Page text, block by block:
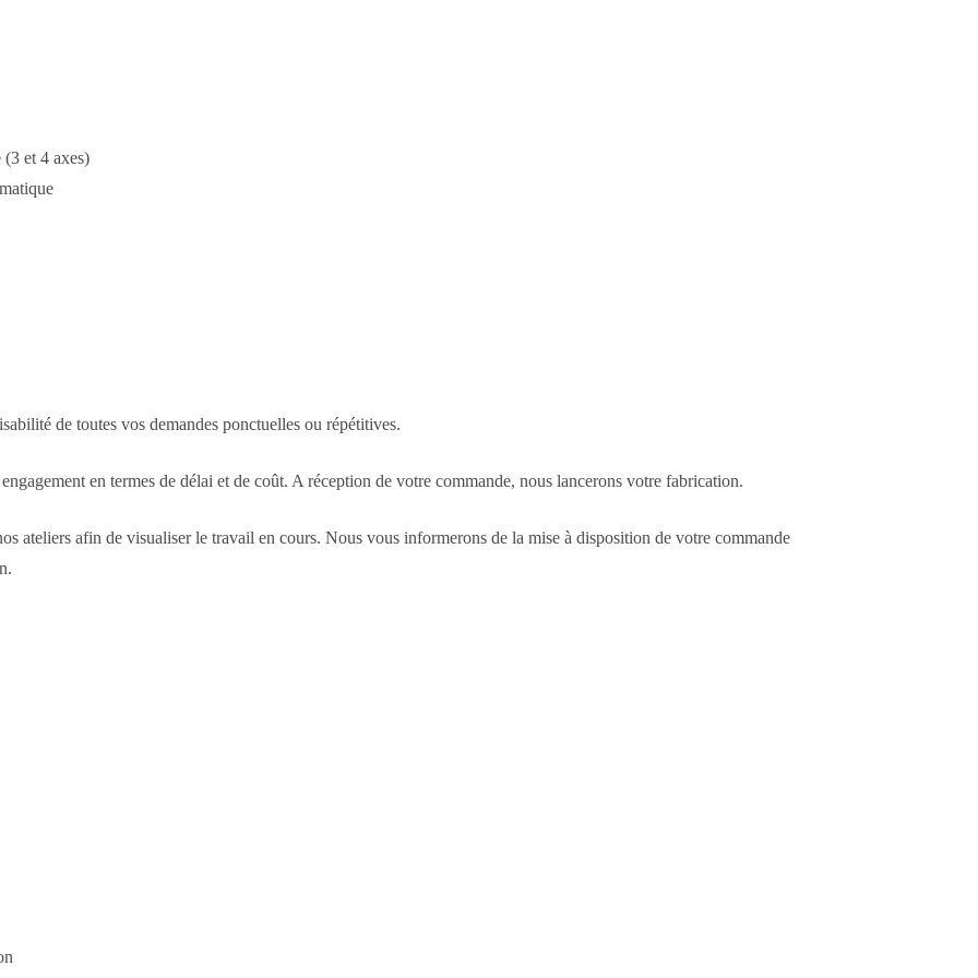
et 4 axes)
de toutes vos demandes ponctuelles ou répétitives.
en termes de délai et de coût. A réception de votre commande, nous lancerons votre fabrication.
ateliers afin de visualiser le travail en cours. Nous vous informerons de la mise à disposition de votre commande